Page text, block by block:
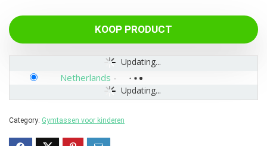
KOOP PRODUCT
Updating...
Updating...
Netherlands -
Category: Gymtassen voor kinderen